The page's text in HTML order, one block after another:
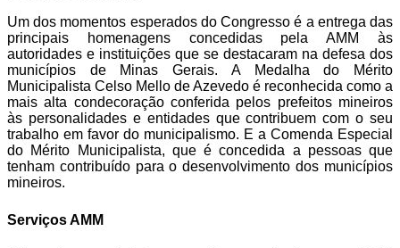
Um dos momentos esperados do Congresso é a entrega das
principais homenagens concedidas pela AMM às
autoridades e instituições que se destacaram na defesa dos
municípios de Minas Gerais. A Medalha do Mérito
Municipalista Celso Mello de Azevedo é reconhecida como a
mais alta condecoração conferida pelos prefeitos mineiros
às personalidades e entidades que contribuem com o seu
trabalho em favor do municipalismo. E a Comenda Especial
do Mérito Municipalista, que é concedida a pessoas que
tenham contribuído para o desenvolvimento dos municípios
mineiros.
Serviços AMM